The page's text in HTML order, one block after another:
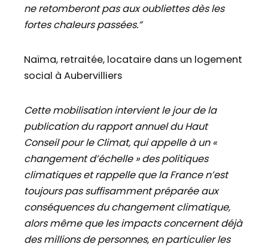
ne retomberont pas aux oubliettes dès les
fortes chaleurs passées.”
Naïma, retraitée, locataire dans un logement
social à Aubervilliers
Cette mobilisation intervient le jour de la
publication du rapport annuel du Haut
Conseil pour le Climat, qui appelle à un «
changement d’échelle » des politiques
climatiques et rappelle que la France n’est
toujours pas suffisamment préparée aux
conséquences du changement climatique,
alors même que les impacts concernent déjà
des millions de personnes, en particulier les